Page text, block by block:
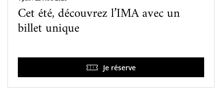
Cet été, découvrez l’IMA avec un
billet unique
Je réserve